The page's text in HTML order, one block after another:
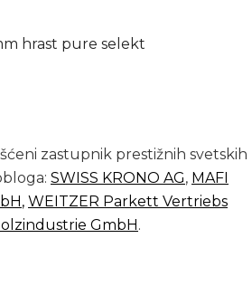
hrast pure selekt
zastupnik prestižnih svetskih
SWISS KRONO AG, MAFI
, WEITZER Parkett Vertriebs
GmbH.